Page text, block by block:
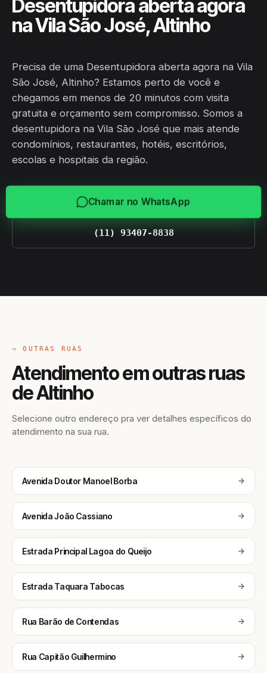
Desentupidora aberta agora
na Vila São José, Altinho
Precisa de uma Desentupidora aberta agora na Vila
São José, Altinho? Estamos perto de você e
chegamos em menos de 20 minutos com visita
gratuita e orçamento sem compromisso. Somos a
desentupidora na Vila São José que mais atende
condomínios, restaurantes, hotéis, escritórios,
escolas e hospitais da região.
Chamar no WhatsApp
(11) 93407-8838
→ OUTRAS RUAS
Atendimento em outras ruas
de Altinho
Selecione outro endereço pra ver detalhes específicos do
atendimento na sua rua.
Avenida Doutor Manoel Borba
Avenida João Cassiano
Estrada Principal Lagoa do Queijo
Estrada Taquara Tabocas
Rua Barão de Contendas
Rua Capitão Guilhermino